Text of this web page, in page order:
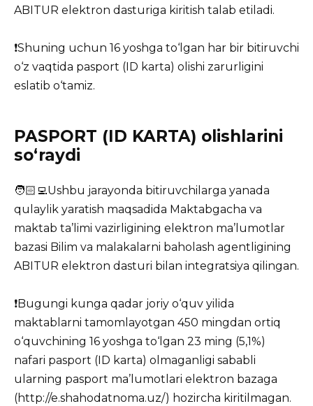
ABITUR elektron dasturiga kiritish talab etiladi.
❗️Shuning uchun 16 yoshga to‘lgan har bir bitiruvchi
o‘z vaqtida pasport (ID karta) olishi zarurligini
eslatib o‘tamiz.
PASPORT (ID KARTA) olishlarini
so‘raydi
🧑🏻‍💻Ushbu jarayonda bitiruvchilarga yanada
qulaylik yaratish maqsadida Maktabgacha va
maktab ta’limi vazirligining elektron ma’lumotlar
bazasi Bilim va malakalarni baholash agentligining
ABITUR elektron dasturi bilan integratsiya qilingan.
❗️Bugungi kunga qadar joriy o‘quv yilida
maktablarni tamomlayotgan 450 mingdan ortiq
o‘quvchining 16 yoshga to‘lgan 23 ming (5,1%)
nafari pasport (ID karta) olmaganligi sababli
ularning pasport ma’lumotlari elektron bazaga
(http://e.shahodatnoma.uz/) hozircha kiritilmagan.